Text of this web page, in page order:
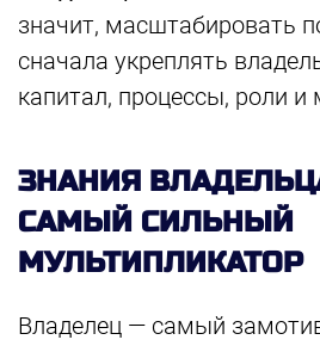
значит, масштабировать
сначала укреплять
капитал, процессы, роли и
ЗНАНИЯ
САМЫЙ СИЛЬНЫЙ
МУЛЬТИПЛИКАТОР
Владелец — самый